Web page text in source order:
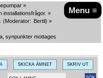
Menu ≡
»
installationsfrågor. »
(Moderator: Bertil) »
synpunkter mottages tacksamt.
SKICKA ÄMNET SKRIV UT